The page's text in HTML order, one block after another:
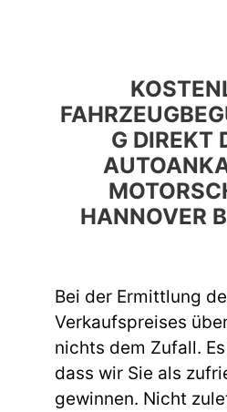
G DIREKT
HANNOVER
Bei der Ermittlung
Verkaufspreises
nichts dem Zufall.
dass wir Sie als
gewinnen. Nicht